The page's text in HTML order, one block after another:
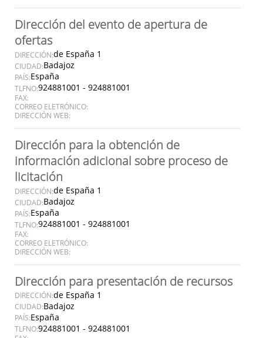
Dirección del evento de apertura de
ofertas
DIRECCIÓN:de España 1
CIUDAD:Badajoz
PAÍS:España
TLFNO:924881001 - 924881001
FAX:
CORREO ELETRÓNICO:
DIRECCIÓN WEB:
Dirección para la obtención de
información adicional sobre proceso de
licitación
DIRECCIÓN:de España 1
CIUDAD:Badajoz
PAÍS:España
TLFNO:924881001 - 924881001
FAX:
CORREO ELETRÓNICO:
DIRECCIÓN WEB:
Dirección para presentación de recursos
DIRECCIÓN:de España 1
CIUDAD:Badajoz
PAÍS:España
TLFNO:924881001 - 924881001